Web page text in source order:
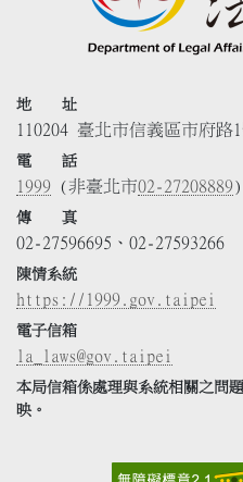
地 址
110204 臺北市信義區市府路
電 話
1999 (非臺北市02-27208889)
傳 真
02-27596695、02-27593266
陳情系統
https://1999.gov.taipei
電子信箱
la_laws@gov.taipei
本局信箱係處理與系統相關之問
映。